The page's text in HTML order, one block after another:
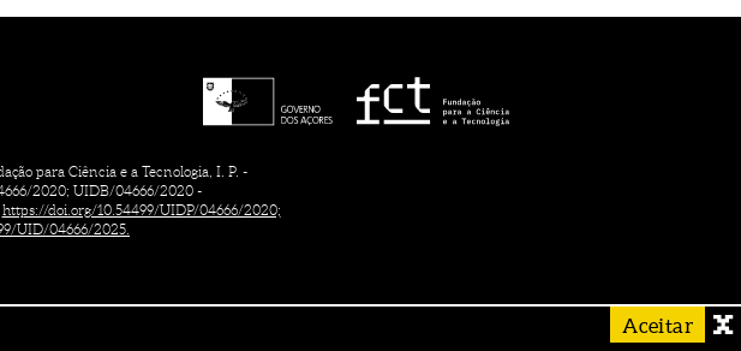
para Ciência e a Tecnologia, I. P. -
2020; UIDB/04666/2020 -
https://doi.org/10.54499/UIDP/04666/2020;
UID/04666/2025.
Aceitar